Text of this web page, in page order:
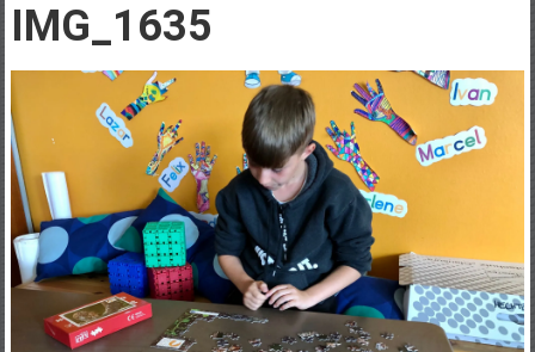
IMG_1635